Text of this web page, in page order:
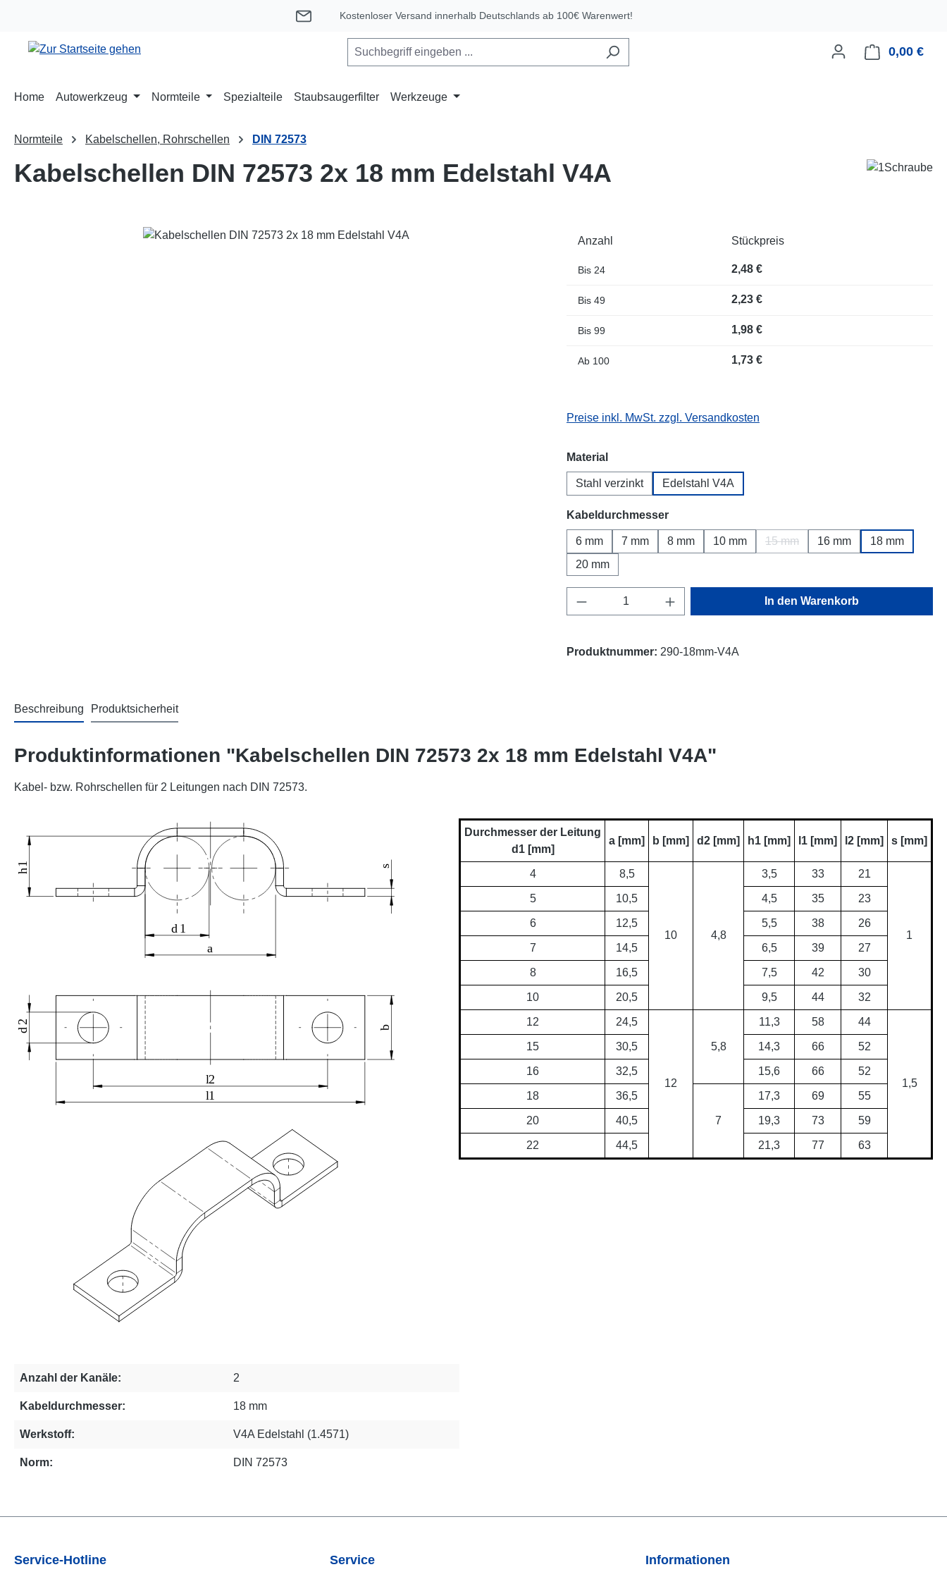
Kostenloser Versand innerhalb Deutschlands ab 100€ Warenwert!
0,00 €
Home Autowerkzeug Normteile Spezialteile Staubsaugerfilter Werkzeuge
Normteile Kabelschellen, Rohrschellen DIN 72573
Kabelschellen DIN 72573 2x 18 mm Edelstahl V4A
Bildergalerie überspringen
Anzahl Stückpreis
Bis 24 2,48 €
Bis 49 2,23 €
Bis 99 1,98 €
Ab 100 1,73 €
Preise inkl. MwSt. zzgl. Versandkosten
Materialauswählen
Stahl verzinkt Edelstahl V4A
Kabeldurchmesserauswählen
6 mm 7 mm 8 mm 10 mm 15 mm
(Diese Option ist zurzeit nicht
16 mm
18 mm
20 mm
Produkt Anzahl: Gib den gewünschten Wert ein
In den Warenkorb
Produktnummer: 290-18mm-V4A
Beschreibung Produktsicherheit
Produktinformationen "Kabelschellen DIN 72573 2x 18 mm Edelstahl V4A"
Kabel- bzw. Rohrschellen für 2 Leitungen nach DIN 72573.
Durchmesser der Leitung
d1 [mm]
a [mm] b [mm] d2 [mm] h1 [mm] l1 [mm] l2 [mm] s [mm]
4 8,5
10 4,8
3,5 33 21
1
5 10,5 4,5 35 23
6 12,5 5,5 38 26
7 14,5 6,5 39 27
8 16,5 7,5 42 30
10 20,5 9,5 44 32
12 24,5
12
5,8
11,3 58 44
1,5
15 30,5 14,3 66 52
16 32,5 15,6 66 52
18 36,5
7
17,3 69 55
20 40,5 19,3 73 59
22 44,5 21,3 77 63
Anzahl der Kanäle: 2
Kabeldurchmesser: 18 mm
Werkstoff: V4A Edelstahl (1.4571)
Norm: DIN 72573
Service-Hotline Service Informationen